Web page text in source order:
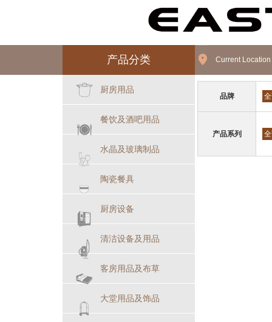
产品分类
厨房用品
餐饮及酒吧用品
水晶及玻璃制品
陶瓷餐具
厨房设备
清洁设备及用品
客房用品及布草
大堂用品及饰品
Current Location
品牌
产品系列